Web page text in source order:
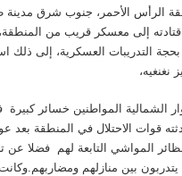
الرأس الأحمر، جنوب شرق
إلى معسكر قريب من
بحجة التدريبات العسكرية، إلى ذلك
نغنغيه،
الشمالية المواطنين خسائر
قوات الاحتلال في المنطقة بعد
المواشي التابعة لهم فضلا عن
بين منازلهم